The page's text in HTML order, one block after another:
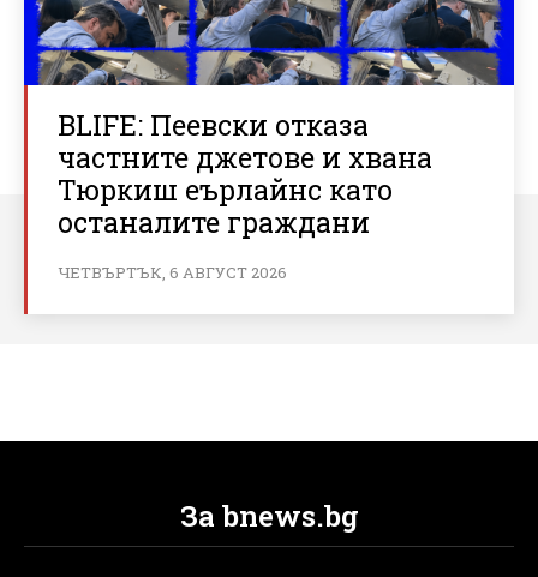
BLIFE: Пеевски отказа
частните джетове и хвана
Тюркиш еърлайнс като
останалите граждани
ЧЕТВЪРТЪК, 6 АВГУСТ 2026
За bnews.bg